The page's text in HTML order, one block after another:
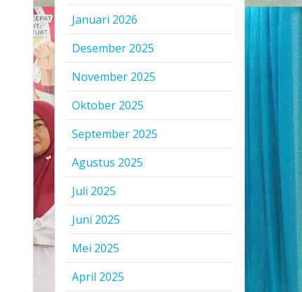
Januari 2026
Desember 2025
November 2025
Oktober 2025
September 2025
Agustus 2025
Juli 2025
Juni 2025
Mei 2025
April 2025